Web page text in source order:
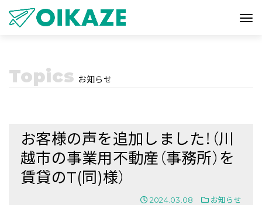
Topics お知らせ
お客様の声を追加しました！（川
越市の事業用不動産（事務所）を
賃貸のT(同)様）
2024.03.08 お知らせ